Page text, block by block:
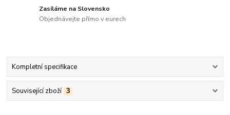
Zasíláme na Slovensko
Objednávejte přímo v eurech
Kompletní specifikace
Související zboží 3